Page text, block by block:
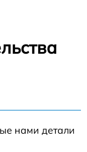
нами детали